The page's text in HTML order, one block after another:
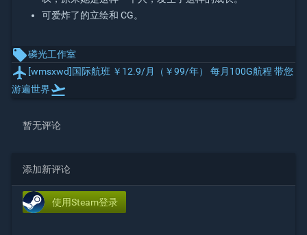
可爱炸了的立绘和 CG。
local_offer磷光工作室
local_airport [wmsxwd]国际航班 ￥12.9/月（￥99/年） 每月100G航程 带您
游遍世界flight_takeoff
暂无评论
添加新评论
使用Steam登录